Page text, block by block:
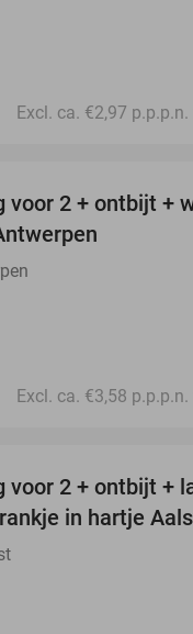
Excl. ca. €2,97
voor 2 + ontbijt +
Excl. ca. €3,58
voor 2 + ontbijt +
in hartje